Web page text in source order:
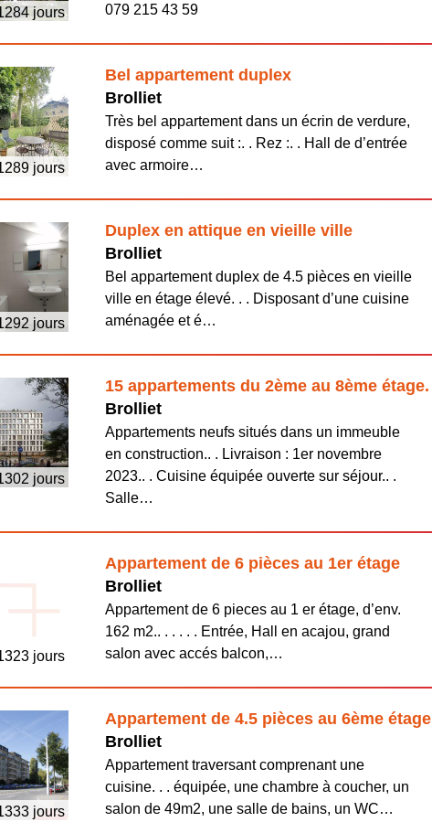
jours
079 215 43 59
Bel appartement duplex
jours
Brolliet
Très bel appartement dans un écrin de verdure,
disposé comme suit :. . Rez :. . Hall de d’entrée
avec armoire…
Duplex en attique en vieille ville
jours
Brolliet
Bel appartement duplex de 4.5 pièces en vieille
ville en étage élevé. . . Disposant d’une cuisine
aménagée et é…
15 appartements du 2ème au 8ème étage.
jours
Brolliet
Appartements neufs situés dans un immeuble
en construction.. . Livraison : 1er novembre
2023.. . Cuisine équipée ouverte sur séjour.. .
Salle…
Appartement de 6 pièces au 1er étage
jours
Brolliet
Appartement de 6 pieces au 1 er étage, d’env.
162 m2.. . . . . . Entrée, Hall en acajou, grand
salon avec accés balcon,…
Appartement de 4.5 pièces au 6ème étage
jours
Brolliet
Appartement traversant comprenant une
cuisine. . . équipée, une chambre à coucher, un
salon de 49m2, une salle de bains, un WC…